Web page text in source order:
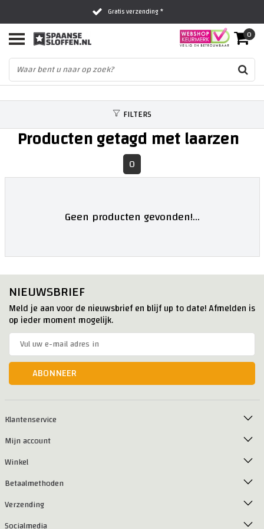
Gratis verzending *
Al 16 jaar het vertrouwde adres
Fysieke winkel in Zwolle
0
FILTERS
Producten getagd met laarzen
0
Geen producten gevonden!...
NIEUWSBRIEF
Meld je aan voor de nieuwsbrief en blijf up to date! Afmelden is
op ieder moment mogelijk.
ABONNEER
Klantenservice
Mijn account
Winkel
Betaalmethoden
Verzending